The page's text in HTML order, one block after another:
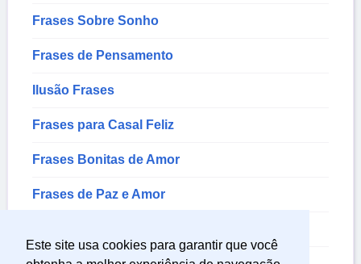
Este site usa cookies para garantir que você
Frases Sobre Sonho
Frases de Pensamento
Ilusão Frases
Frases para Casal Feliz
Frases Bonitas de Amor
Frases de Paz e Amor